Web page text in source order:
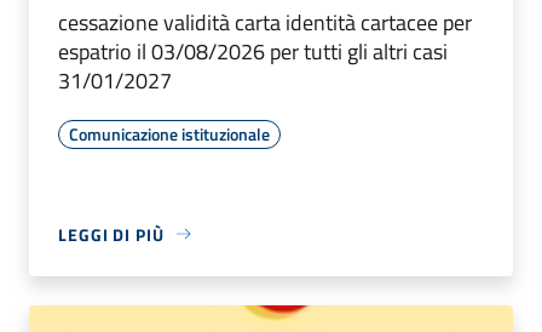
cessazione validità carta identità cartacee per
espatrio il 03/08/2026 per tutti gli altri casi
31/01/2027
Comunicazione istituzionale
LEGGI DI PIÙ